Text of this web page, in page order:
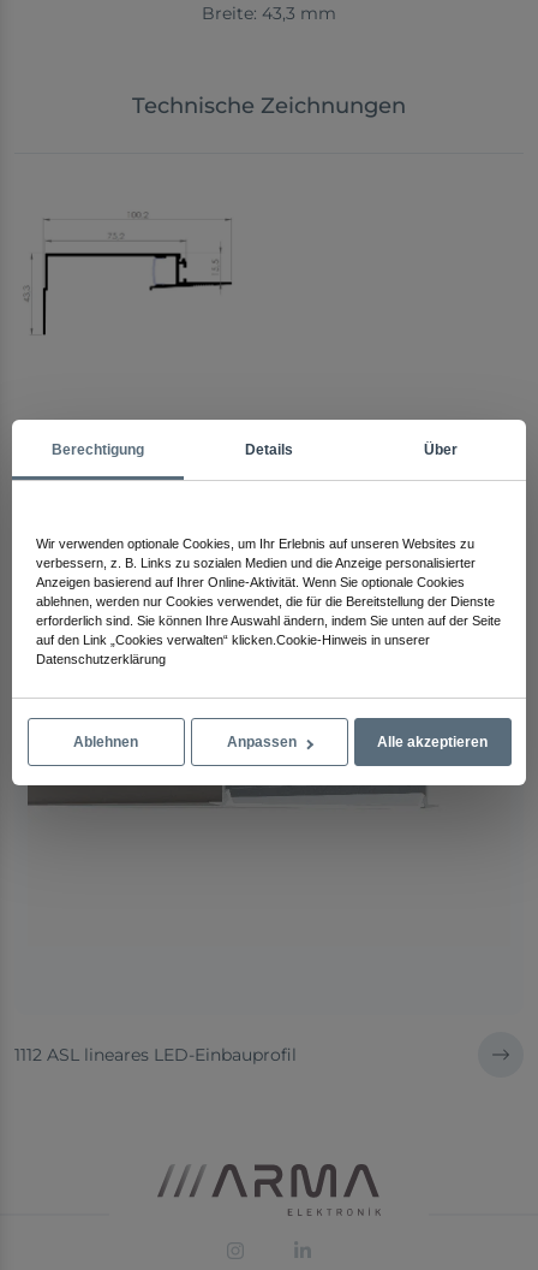
Breite: 43,3 mm
Technische Zeichnungen
Schauen Sie sich andere Produkte an
1112 ASL lineares LED-Einbauprofil
Berechtigung Details Über
Wir verwenden optionale Cookies, um Ihr Erlebnis auf unseren Websites zu
verbessern, z. B. Links zu sozialen Medien und die Anzeige personalisierter
Anzeigen basierend auf Ihrer Online-Aktivität. Wenn Sie optionale Cookies
ablehnen, werden nur Cookies verwendet, die für die Bereitstellung der Dienste
erforderlich sind. Sie können Ihre Auswahl ändern, indem Sie unten auf der Seite
auf den Link „Cookies verwalten“ klicken.Cookie-Hinweis in unserer
Datenschutzerklärung
Ablehnen Anpassen Alle akzeptieren